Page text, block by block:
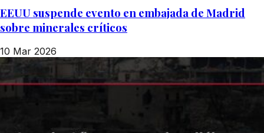
EEUU suspende evento en embajada de Madrid
sobre minerales críticos
10 Mar 2026